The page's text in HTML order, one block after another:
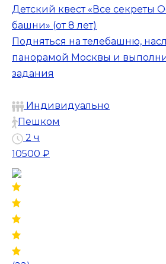
Детский квест «Все секреты
башни» (от 8 лет)
Подняться на телебашню,
панорамой Москвы и
задания
Индивидуально
Пешком
2 ч
10500 ₽